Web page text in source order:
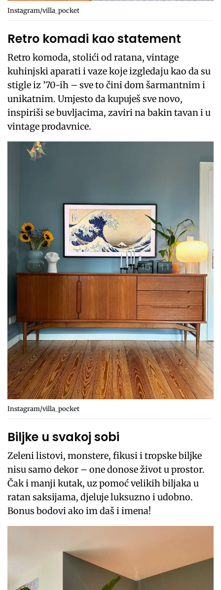
Instagram/villa_pocket
Retro komadi kao statement
Retro komoda, stolići od ratana, vintage
kuhinjski aparati i vaze koje izgledaju kao da su
stigle iz ’70-ih – sve to čini dom šarmantnim i
unikatnim. Umjesto da kupuješ sve novo,
inspiriši se buvljacima, zaviri na bakin tavan i u
vintage prodavnice.
Instagram/villa_pocket
Biljke u svakoj sobi
Zeleni listovi, monstere, fikusi i tropske biljke
nisu samo dekor – one donose život u prostor.
Čak i manji kutak, uz pomoć velikih biljaka u
ratan saksijama, djeluje luksuzno i udobno.
Bonus bodovi ako im daš i imena!